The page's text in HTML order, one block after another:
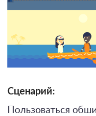
Сценарий:
Пользоваться